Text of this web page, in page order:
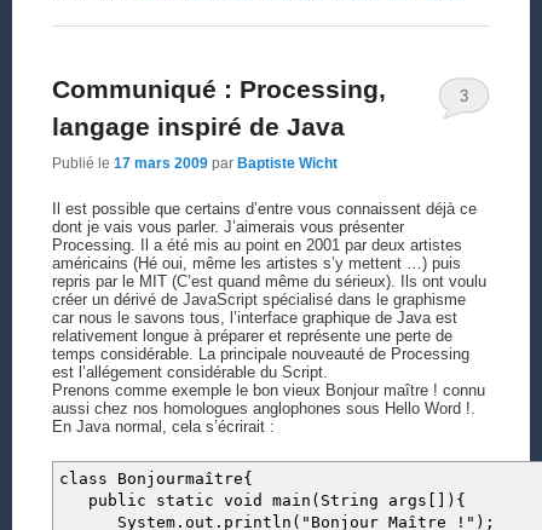
Communiqué : Processing,
langage inspiré de Java
Publié le 17 mars 2009 par Baptiste Wicht
3
Il est possible que certains d’entre vous connaissent déjà ce
dont je vais vous parler. J’aimerais vous présenter
Processing. Il a été mis au point en 2001 par deux artistes
américains (Hé oui, même les artistes s’y mettent …) puis
repris par le MIT (C’est quand même du sérieux). Ils ont voulu
créer un dérivé de JavaScript spécialisé dans le graphisme
car nous le savons tous, l’interface graphique de Java est
relativement longue à préparer et représente une perte de
temps considérable. La principale nouveauté de Processing
est l’allégement considérable du Script.
Prenons comme exemple le bon vieux Bonjour maître ! connu
aussi chez nos homologues anglophones sous Hello Word !.
En Java normal, cela s’écrirait :
class Bonjourmaître{
public static void main(String args[]){
System.out.println("Bonjour Maître !");